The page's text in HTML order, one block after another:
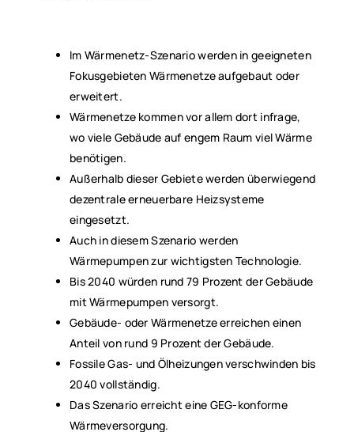
Im Wärmenetz-Szenario werden in geeigneten
Fokusgebieten Wärmenetze aufgebaut oder
erweitert.
Wärmenetze kommen vor allem dort infrage,
wo viele Gebäude auf engem Raum viel Wärme
benötigen.
Außerhalb dieser Gebiete werden überwiegend
dezentrale erneuerbare Heizsysteme
eingesetzt.
Auch in diesem Szenario werden
Wärmepumpen zur wichtigsten Technologie.
Bis 2040 würden rund 79 Prozent der Gebäude
mit Wärmepumpen versorgt.
Gebäude- oder Wärmenetze erreichen einen
Anteil von rund 9 Prozent der Gebäude.
Fossile Gas- und Ölheizungen verschwinden bis
2040 vollständig.
Das Szenario erreicht eine GEG-konforme
Wärmeversorgung.